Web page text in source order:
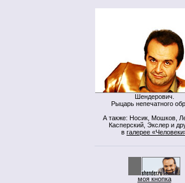
Шендерович.
Рыцарь непечатного
А также: Носик, Мошков,
Касперский, Экслер и
в галерее
моя кнопка